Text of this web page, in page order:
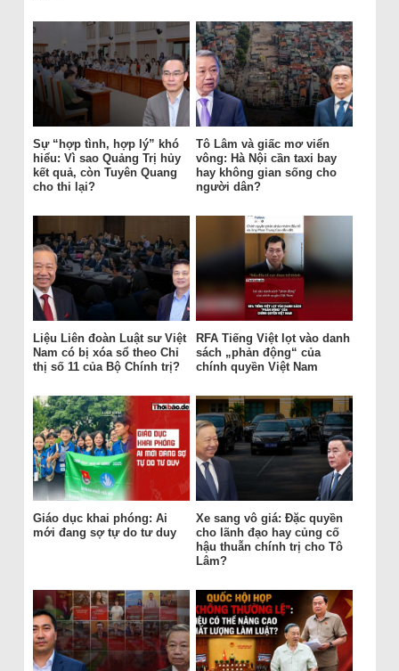
Sự “hợp tình, hợp lý” khó
hiểu: Vì sao Quảng Trị hủy
kết quả, còn Tuyên Quang
cho thi lại?
Tô Lâm và giấc mơ viển
vông: Hà Nội cần taxi bay
hay không gian sống cho
người dân?
Liệu Liên đoàn Luật sư Việt
Nam có bị xóa sổ theo Chỉ
thị số 11 của Bộ Chính trị?
RFA Tiếng Việt lọt vào danh
sách „phản động“ của
chính quyền Việt Nam
Giáo dục khai phóng: Ai
mới đang sợ tự do tư duy
Xe sang vô giá: Đặc quyền
cho lãnh đạo hay củng cố
hậu thuẫn chính trị cho Tô
Lâm?